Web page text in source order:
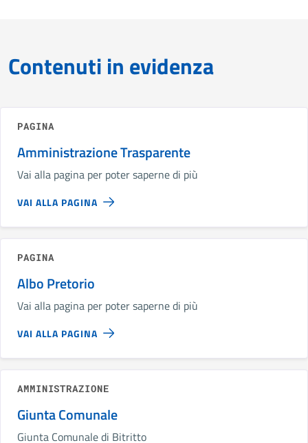
Contenuti in evidenza
PAGINA
Amministrazione Trasparente
Vai alla pagina per poter saperne di più
VAI ALLA PAGINA
PAGINA
Albo Pretorio
Vai alla pagina per poter saperne di più
VAI ALLA PAGINA
AMMINISTRAZIONE
Giunta Comunale
Giunta Comunale di Bitritto